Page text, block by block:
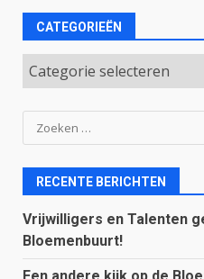
CATEGORIEËN
Categorieën
Zoeken
naar:
RECENTE BERICHTEN
Vrijwilligers en Talenten
Bloemenbuurt!